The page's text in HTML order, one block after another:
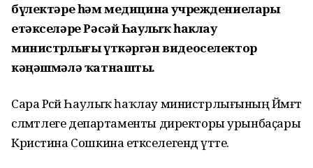
бүлектәре һәм медицина учреждениелары
етәкселәре Рәсәй Һаулыҡ һаклау
министрлығы үткәргән видеоселектор
кәңәшмәлә ҡатнашты.
Сара Рәсәй Һаулыҡ һаҡлау министрлығының Йәмәғәт
сәләмәтлеге департаменты директоры урынбаҫары
Кристина Сошкина етәкселегендә үтте.